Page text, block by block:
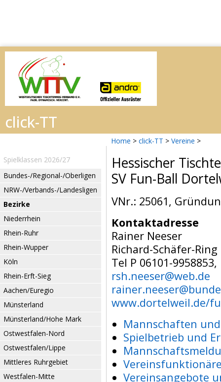
Home > click-TT > Vereine >
Spielklassen 2026/27
Bundes-/Regional-/Oberligen
NRW-/Verbands-/Landesligen
Bezirke
Niederrhein
Rhein-Ruhr
Rhein-Wupper
Köln
Rhein-Erft-Sieg
Aachen/Euregio
Münsterland
Münsterland/Hohe Mark
Ostwestfalen-Nord
Ostwestfalen/Lippe
Mittleres Ruhrgebiet
Westfalen-Mitte
Hessischer
SV Fun-Ball
VNr.: 25061,
Kontaktadresse
Rainer Neeser
Richard-Schäfer-
Tel P 06101-
rsh.neeser@web.de
www.dortelweil.de/
Mannschaften
Spielbetrieb und
Vereinsangebote